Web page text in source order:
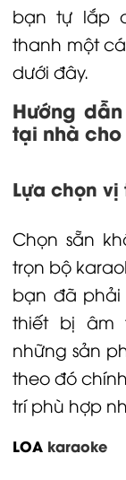
bạn tự lắp
thanh một
dưới đây.
Hướng
tại nhà
Lựa chọn
Chọn sẵn
trọn bộ
bạn đã phải
thiết bị âm
những sản
theo đó
trí phù hợp
LOAkaraoke